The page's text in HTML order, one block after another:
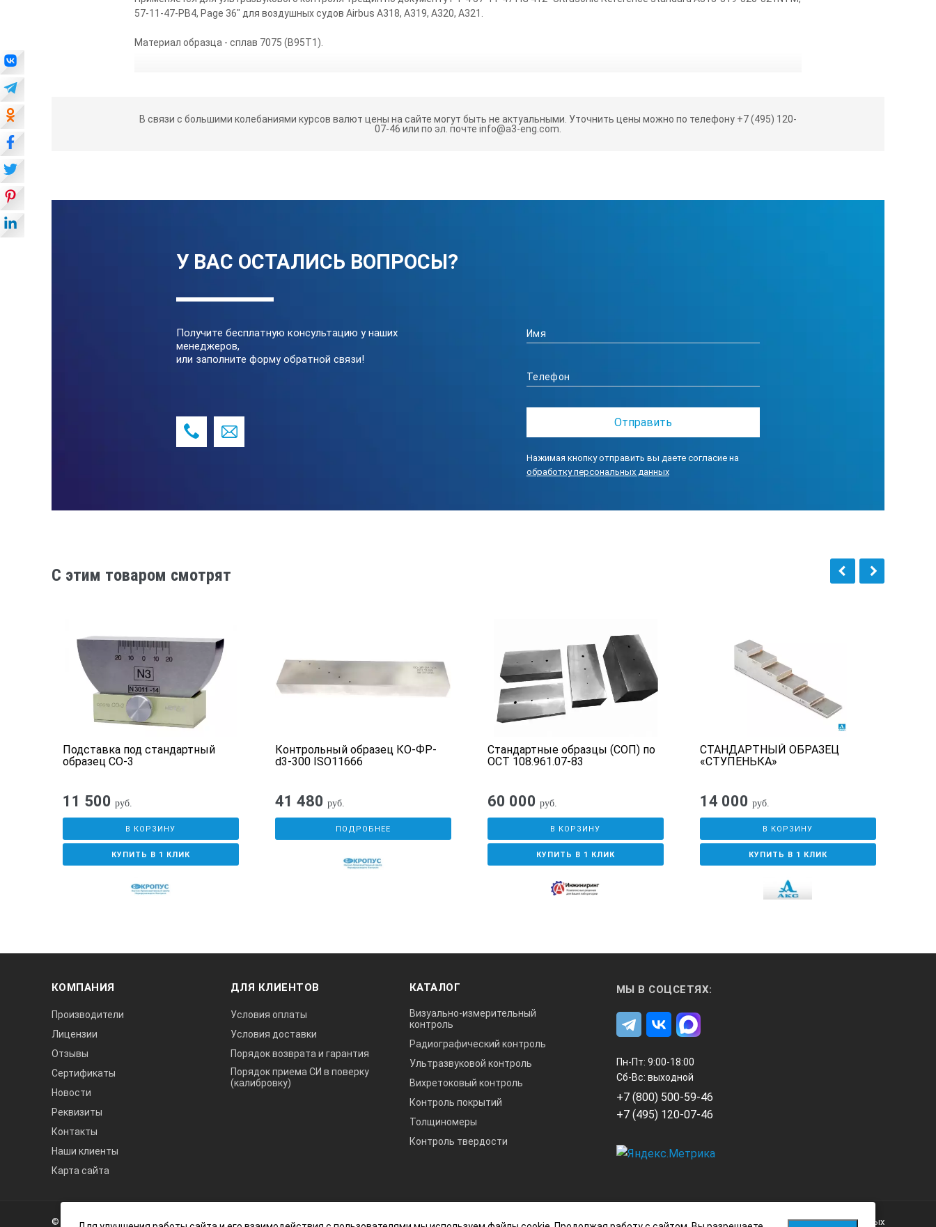
57-11-47-PB4, Page 36" для воздушных судов Airbus A318, A319, A320, A321.
Материал образца - сплав 7075 (В95Т1).
В связи с большими колебаниями курсов валют цены на сайте могут быть не актуальными. Уточнить цены можно по телефону +7 (495) 120-
07-46 или по эл. почте info@a3-eng.com.
У ВАС ОСТАЛИСЬ ВОПРОСЫ?
Получите бесплатную консультацию у наших
менеджеров,
или заполните форму обратной связи!
Нажимая кнопку отправить вы даете согласие на
обработку персональных данных
C этим товаром смотрят
Подставка под стандартный
образец СО-3
11 500 руб.
В КОРЗИНУ
КУПИТЬ В 1 КЛИК
Контрольный образец КО-ФР-
d3-300 ISO11666
41 480 руб.
ПОДРОБНЕЕ
Стандартные образцы (СОП) по
ОСТ 108.961.07-83
60 000 руб.
В КОРЗИНУ
КУПИТЬ В 1 КЛИК
СТАНДАРТНЫЙ ОБРАЗЕЦ
«СТУПЕНЬКА»
14 000 руб.
В КОРЗИНУ
КУПИТЬ В 1 КЛИК
КОМПАНИЯ
Производители
Лицензии
Отзывы
Сертификаты
Новости
Реквизиты
Контакты
Наши клиенты
Карта сайта
ДЛЯ КЛИЕНТОВ
Условия оплаты
Условия доставки
Порядок возврата и гарантия
Порядок приема СИ в поверку
(калибровку)
КАТАЛОГ
Визуально-измерительный
контроль
Радиографический контроль
Ультразвуковой контроль
Вихретоковый контроль
Контроль покрытий
Толщиномеры
Контроль твердости
МЫ В СОЦСЕТЯХ:
Пн-Пт: 9:00-18:00
Сб-Вс: выходной
+7 (800) 500-59-46
+7 (495) 120-07-46
© 2026 А3 Инжиниринг Обращаем Ваше внимание на то, что данный интернет-сайт носит исключительно Политика обработки персональных данных